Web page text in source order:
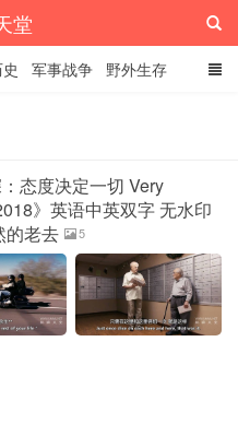
堂
军事战争 野外生存
态度决定一切 Very
》英语中英双字 无水印
的老去
5